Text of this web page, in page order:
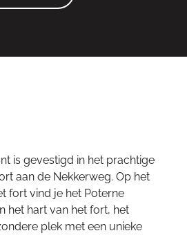
is gevestigd in het prachtige
aan de Nekkerweg. Op het
fort vind je het Poterne
het hart van het fort, het
plek met een unieke